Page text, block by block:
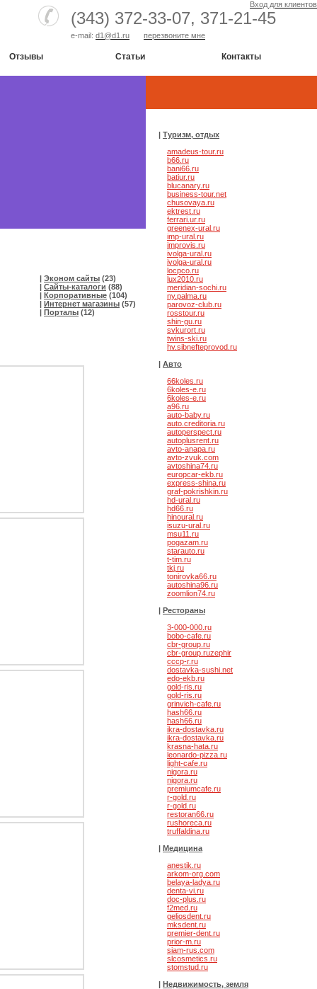
Вход для клиентов
(343) 372-33-07, 371-21-45
e-mail: d1@d1.ru перезвоните мне
Отзывы Статьи Контакты
| Эконом сайты (23)
| Сайты-каталоги (88)
| Корпоративные (104)
| Интернет магазины (57)
| Порталы (12)
квартиры
| Туризм, отдых
amadeus-tour.ru
b66.ru
bani66.ru
batiur.ru
blucanary.ru
business-tour.net
chusovaya.ru
ektrest.ru
ferrari.ur.ru
greenex-ural.ru
imp-ural.ru
improvis.ru
ivolga-ural.ru
ivolga-ural.ru
locpco.ru
lux2010.ru
meridian-sochi.ru
ny.palma.ru
parovoz-club.ru
rosstour.ru
shin-gu.ru
svkurort.ru
twins-ski.ru
hv.sibnefteprovod.ru
| Авто
66koles.ru
6koles-e.ru
6koles-e.ru
a96.ru
auto-baby.ru
auto.creditoria.ru
autoperspect.ru
autoplusrent.ru
avto-anapa.ru
avto-zvuk.com
avtoshina74.ru
europcar-ekb.ru
express-shina.ru
graf-pokrishkin.ru
hd-ural.ru
hd66.ru
hinoural.ru
isuzu-ural.ru
msu11.ru
pogazam.ru
starauto.ru
t-tim.ru
tkj.ru
tonirovka66.ru
autoshina96.ru
zoomlion74.ru
| Рестораны
3-000-000.ru
bobo-cafe.ru
cbr-group.ru
cbr-group.ruzephir
cccp-r.ru
dostavka-sushi.net
edo-ekb.ru
gold-ris.ru
gold-ris.ru
grinvich-cafe.ru
hash66.ru
hash66.ru
ikra-dostavka.ru
ikra-dostavka.ru
krasna-hata.ru
leonardo-pizza.ru
light-cafe.ru
nigora.ru
nigora.ru
premiumcafe.ru
r-gold.ru
r-gold.ru
restoran66.ru
rushoreca.ru
truffaldina.ru
| Медицина
anestik.ru
arkom-org.com
belaya-ladya.ru
denta-vi.ru
doc-plus.ru
f2med.ru
geliosdent.ru
mksdent.ru
premier-dent.ru
prior-m.ru
siam-rus.com
slcosmetics.ru
stomstud.ru
| Недвижимость, земля